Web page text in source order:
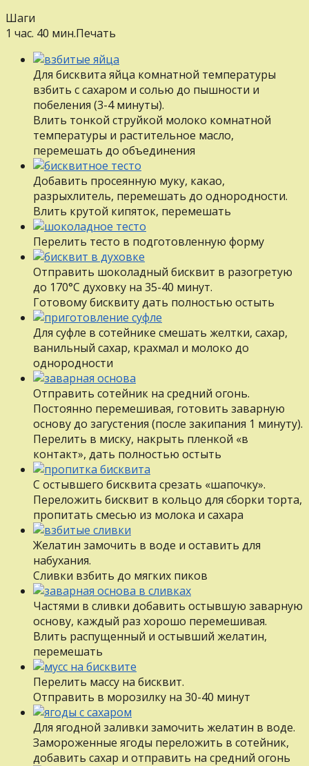
Шаги
1 час. 40 мин.Печать
Для бисквита яйца комнатной температуры
взбить с сахаром и солью до пышности и
побеления (3-4 минуты).
Влить тонкой струйкой молоко комнатной
температуры и растительное масло,
перемешать до объединения
Добавить просеянную муку, какао,
разрыхлитель, перемешать до однородности.
Влить крутой кипяток, перемешать
Перелить тесто в подготовленную форму
Отправить шоколадный бисквит в разогретую
до 170°С духовку на 35-40 минут.
Готовому бисквиту дать полностью остыть
Для суфле в сотейнике смешать желтки, сахар,
ванильный сахар, крахмал и молоко до
однородности
Отправить сотейник на средний огонь.
Постоянно перемешивая, готовить заварную
основу до загустения (после закипания 1 минуту).
Перелить в миску, накрыть пленкой «в
контакт», дать полностью остыть
С остывшего бисквита срезать «шапочку».
Переложить бисквит в кольцо для сборки торта,
пропитать смесью из молока и сахара
Желатин замочить в воде и оставить для
набухания.
Сливки взбить до мягких пиков
Частями в сливки добавить остывшую заварную
основу, каждый раз хорошо перемешивая.
Влить распущенный и остывший желатин,
перемешать
Перелить массу на бисквит.
Отправить в морозилку на 30-40 минут
Для ягодной заливки замочить желатин в воде.
Замороженные ягоды переложить в сотейник,
добавить сахар и отправить на средний огонь